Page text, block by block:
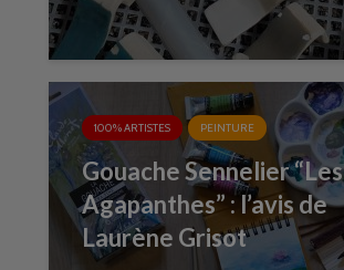
100% ARTISTES PEINTURE
Gouache Sennelier “Les
Agapanthes” : l’avis de
Laurène Grisot